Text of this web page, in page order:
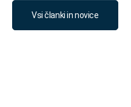
Vsi članki in novice